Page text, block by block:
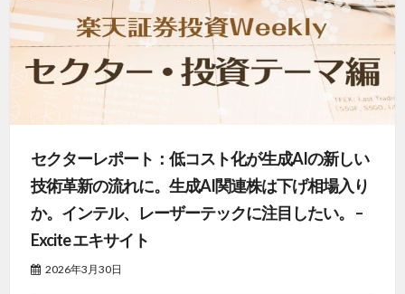
セクターレポート：低コスト化が生成AIの新しい
技術革新の流れに。生成AI関連株は下げ相場入り
か。インテル、レーザーテックに注目したい。 –
Excite エキサイト
2026年3月30日